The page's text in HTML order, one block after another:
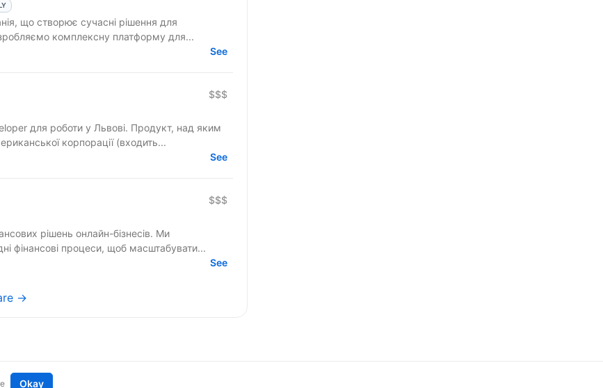
що створює сучасні рішення для
комплексну платформу для...
See
$$$
у Львові. Продукт, над яким
корпорації (входить...
See
$$$
рішень онлайн-бізнесів. Ми
фінансові процеси, щоб масштабувати...
See
→
Okay